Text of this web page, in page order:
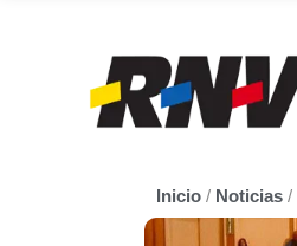
Inicio / Noticias /